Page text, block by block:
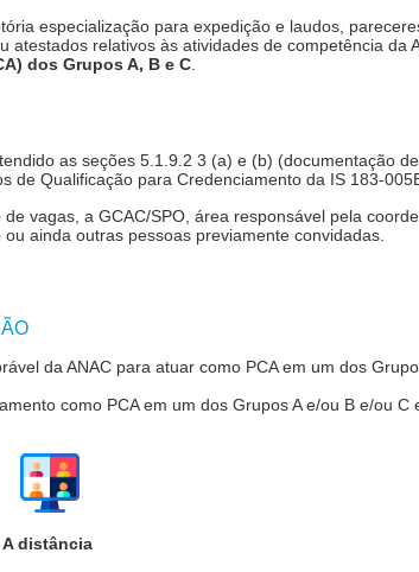
especialização para expedição e laudos,
atestados relativos às atividades de competência da
dos Grupos A, B e C.
as seções 5.1.9.2 3 (a) e (b) (documentação
de Qualificação para Credenciamento da IS 183-
vagas, a GCAC/SPO, área responsável pela
ainda outras pessoas previamente convidadas.
da ANAC para atuar como PCA em um dos
como PCA em um dos Grupos A e/ou B e/ou C
A distância